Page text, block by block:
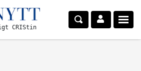
CRIStin